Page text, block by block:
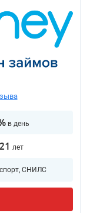
в день
21 лет
СНИЛС